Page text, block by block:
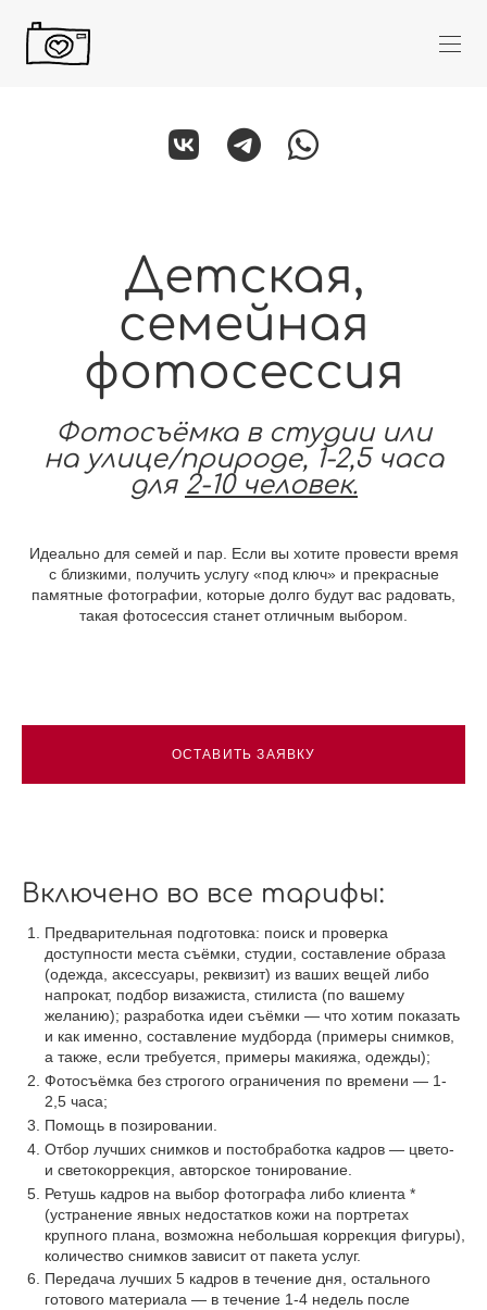
Детская,
семейная
фотосессия
Фотосъёмка в студии или
на улице/природе, 1-2,5 часа
для 2-10 человек.
Идеально для семей и пар. Если вы хотите провести время
с близкими, получить услугу «под ключ» и прекрасные
памятные фотографии, которые долго будут вас радовать,
такая фотосессия станет отличным выбором.
ОСТАВИТЬ ЗАЯВКУ
Включено во все тарифы:
Предварительная подготовка: поиск и проверка
доступности места съёмки, студии, составление образа
(одежда, аксессуары, реквизит) из ваших вещей либо
напрокат, подбор визажиста, стилиста (по вашему
желанию); разработка идеи съёмки — что хотим показать
и как именно, составление мудборда (примеры снимков,
а также, если требуется, примеры макияжа, одежды);
Фотосъёмка без строгого ограничения по времени — 1-
2,5 часа;
Помощь в позировании.
Отбор лучших снимков и постобработка кадров — цвето-
и светокоррекция, авторское тонирование.
Ретушь кадров на выбор фотографа либо клиента *
(устранение явных недостатков кожи на портретах
крупного плана, возможна небольшая коррекция фигуры),
количество снимков зависит от пакета услуг.
Передача лучших 5 кадров в течение дня, остального
готового материала — в течение 1-4 недель после